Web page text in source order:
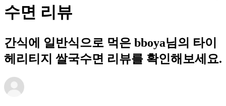
수면 리뷰
간식에 일반식으로 먹은 bboya님의 타이
헤리티지 쌀국수면 리뷰를 확인해보세요.